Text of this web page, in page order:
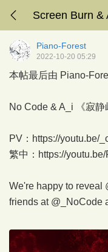
Piano-Forest
2022-10-20 05:29
本帖最后由 Piano-
No Code & A_i 《寂
PV： https://youtu.be/
繁中： https://
We're happy to reveal
friends at @_NoCode